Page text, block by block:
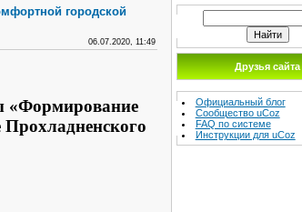
городской
06.07.2020, 11:49
«Формирование
Друзья сайта
Официальный блог
Сообщество uCoz
FAQ по системе
Инструкции для uCoz